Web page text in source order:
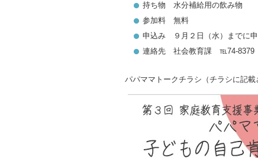
持ち物 水分補給用の飲み物
参加料 無料
申込み ９月２日（水）までに申
連絡先 社会教育課 ℡74‐8379
パパママトークチラシ（チラシに記